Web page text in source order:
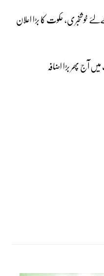
خوشخبری، حکوت کا بڑا اعلان
آج پھر بڑا اضافہ